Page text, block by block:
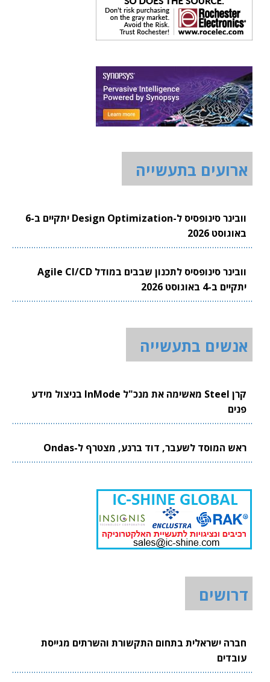
ארועים בתעשייה
וובינר סינופסיס ל-Design Optimization יתקיים ב-6
באוגוסט 2026
וובינר סינופסיס לתכנון שבבים במודל Agile CI/CD
יתקיים ב-4 באוגוסט 2026
אנשים בתעשייה
קרן Steel מאשימה את מנכ"ל InMode בניצול מידע
פנים
ראש המוסד לשעבר, דוד ברנע, מצטרף ל-Ondas
דרושים
חברה ישראלית בתחום התקשורת והשרתים מגייסת
עובדים